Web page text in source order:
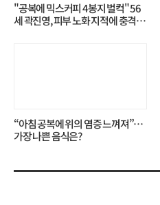
"공복에 믹스커피 4봉지 벌컥" 56
세 곽진영, 피부 노화 지적에 충격…
“아침 공복에 위의 염증 느껴져”…
가장 나쁜 음식은?